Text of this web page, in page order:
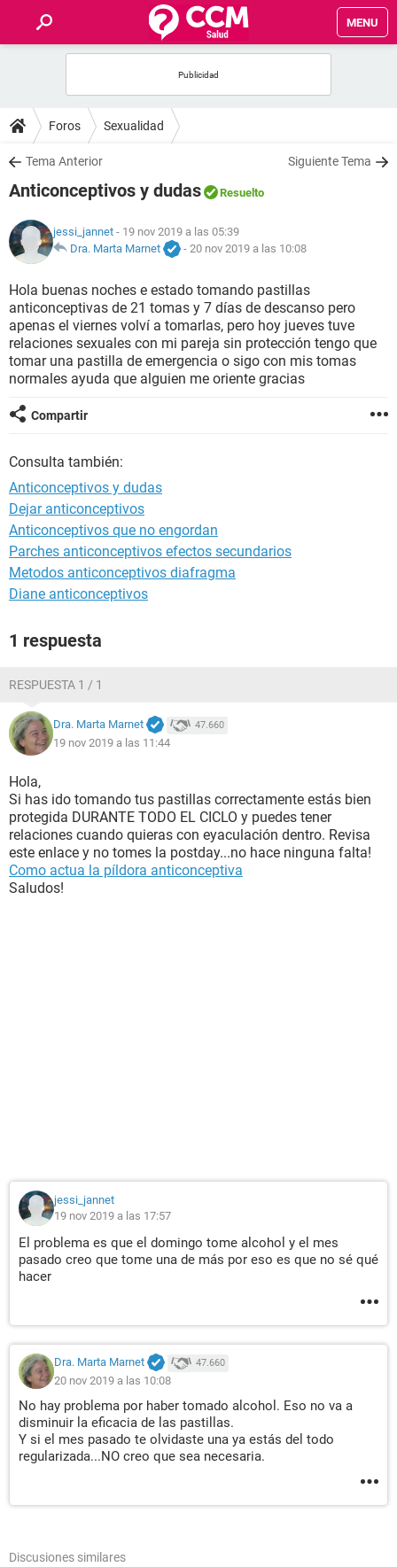
MENU
FOROS
SALUD
NUTRICIÓN
BIENESTAR
SEXUALIDAD
GLOSARIO
Foros Sexualidad
Tema Anterior Siguiente Tema
Anticonceptivos y dudas Resuelto
jessi_jannet - 19 nov 2019 a las 05:39
Dra. Marta Marnet
- 20 nov 2019 a las 10:08
Hola buenas noches e estado tomando pastillas
anticonceptivas de 21 tomas y 7 días de descanso pero
apenas el viernes volví a tomarlas, pero hoy jueves tuve
relaciones sexuales con mi pareja sin protección tengo que
tomar una pastilla de emergencia o sigo con mis tomas
normales ayuda que alguien me oriente gracias
Compartir
Consulta también:
Anticonceptivos y dudas
Dejar anticonceptivos
Anticonceptivos que no engordan
Parches anticonceptivos efectos secundarios
Metodos anticonceptivos diafragma
Diane anticonceptivos
1 respuesta
RESPUESTA 1 / 1
Dra. Marta Marnet 47.660
19 nov 2019 a las 11:44
Hola,
Si has ido tomando tus pastillas correctamente estás bien
protegida DURANTE TODO EL CICLO y puedes tener
relaciones cuando quieras con eyaculación dentro. Revisa
este enlace y no tomes la postday...no hace ninguna falta!
Como actua la píldora anticonceptiva
Saludos!
jessi_jannet
19 nov 2019 a las 17:57
El problema es que el domingo tome alcohol y el mes
pasado creo que tome una de más por eso es que no sé qué
hacer
Dra. Marta Marnet 47.660
20 nov 2019 a las 10:08
No hay problema por haber tomado alcohol. Eso no va a
disminuir la eficacia de las pastillas.
Y si el mes pasado te olvidaste una ya estás del todo
regularizada...NO creo que sea necesaria.
Discusiones similares